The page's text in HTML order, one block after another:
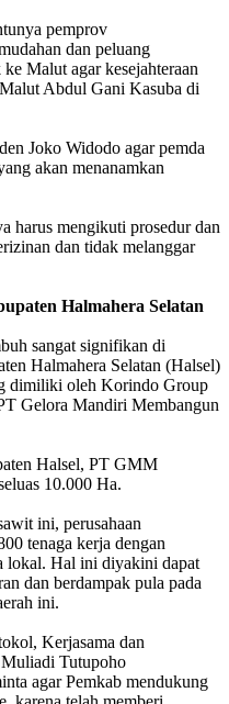
pemprov
dan peluang
Malut agar kesejahteraan
Abdul Gani Kasuba di
Joko Widodo agar pemda
akan menanamkan
harus mengikuti prosedur dan
dan tidak melanggar
Halmahera Selatan
sangat signifikan di
Halmahera Selatan (Halsel)
dimiliki oleh Korindo Group
Gelora Mandiri Membangun
Halsel, PT GMM
10.000 Ha.
ini, perusahaan
tenaga kerja dengan
lokal. Hal ini diyakini dapat
dan berdampak pula pada
ini.
Kerjasama dan
Tutupoho
agar Pemkab mendukung